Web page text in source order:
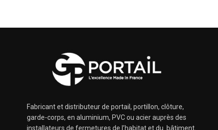
Fabricant et distributeur de portail, portillon, clôture,
garde-corps, en aluminium, PVC ou acier auprès des
installateurs de fermetures de l’habitat et du bâtiment.